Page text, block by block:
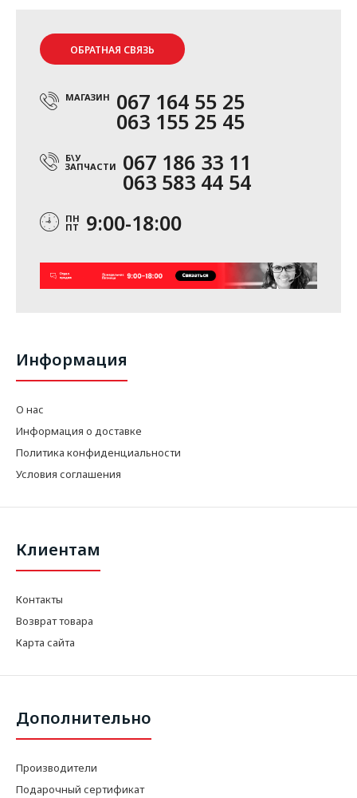
ОБРАТНАЯ СВЯЗЬ
МАГАЗИН 067 164 55 25
063 155 25 45
Б\У
ЗАПЧАСТИ 067 186 33 11
063 583 44 54
ПН
ПТ 9:00-18:00
Информация
О нас
Информация о доставке
Политика конфиденциальности
Условия соглашения
Клиентам
Контакты
Возврат товара
Карта сайта
Дополнительно
Производители
Подарочный сертификат